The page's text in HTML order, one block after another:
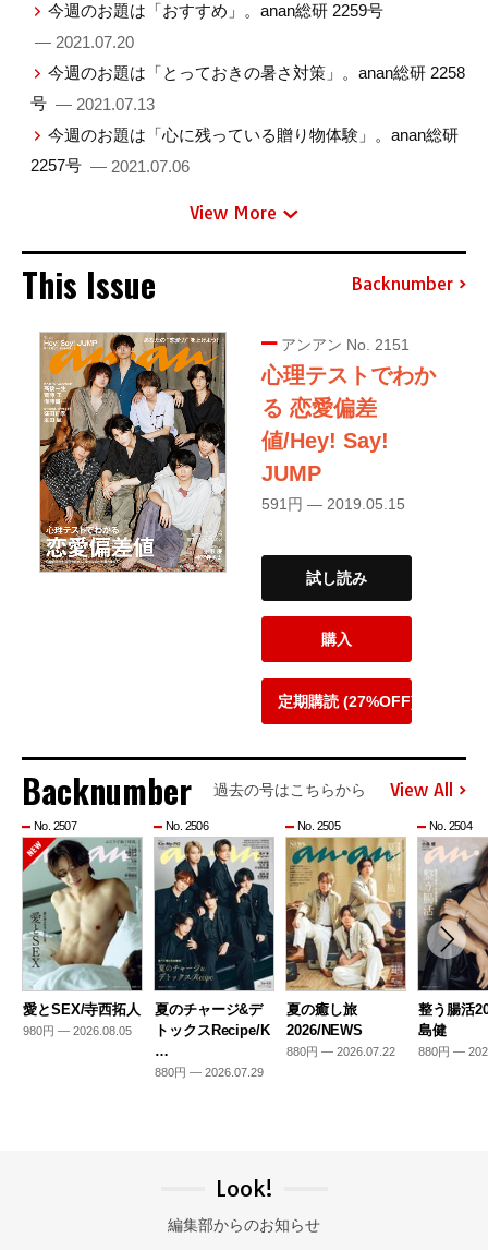
今週のお題は「おすすめ」。anan総研 2259号
— 2021.07.20
今週のお題は「とっておきの暑さ対策」。anan総研 2258
号 — 2021.07.13
今週のお題は「心に残っている贈り物体験」。anan総研
2257号 — 2021.07.06
View More
This Issue Backnumber
アンアン No. 2151
心理テストでわか
る 恋愛偏差
値/Hey! Say!
JUMP
591円 — 2019.05.15
試し読み
購入
定期購読 (27%OFF)
Backnumber 過去の号はこちらから View All
No. 2507
愛とSEX/寺西拓人
980円 — 2026.08.05
No. 2506
夏のチャージ&デ
トックスRecipe/K
…
880円 — 2026.07.29
No. 2505
夏の癒し旅
2026/NEWS
880円 — 2026.07.22
No. 2504
整う腸活
島健
880円 —
Look!
編集部からのお知らせ